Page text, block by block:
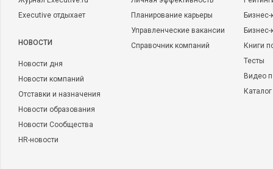
Executive отдыхает
НОВОСТИ
Новости дня
Новости компаний
Отставки и назначения
Новости образования
Новости Сообщества
HR-новости
Планирование карьеры
Управленческие вакансии
Справочник компаний
Бизнес-
Книги
Тесты
Видео